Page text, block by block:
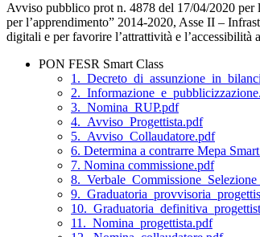
Avviso pubblico prot n. 4878 del 17/04/2020 per
per l’apprendimento” 2014-2020, Asse II –
digitali e per favorire l’attrattività e l’accessibilità
PON FESR Smart Class
3._Nomina_RUP.pdf
4._Avviso_Progettista.pdf
5._Avviso_Collaudatore.pdf
6. Determina a contrarre Mepa
7. Nomina commissione.pdf
11._Nomina_progettista.pdf